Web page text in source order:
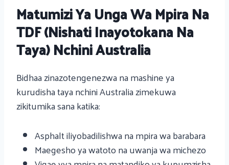
Matumizi Ya Unga Wa Mpira Na
TDF (nishati Inayotokana Na
Taya) Nchini Australia
Bidhaa zinazotengenezwa na mashine ya
kurudisha taya nchini Australia zimekuwa
zikitumika sana katika:
Asphalt iliyobadilishwa na mpira wa barabara
Maegesho ya watoto na uwanja wa michezo